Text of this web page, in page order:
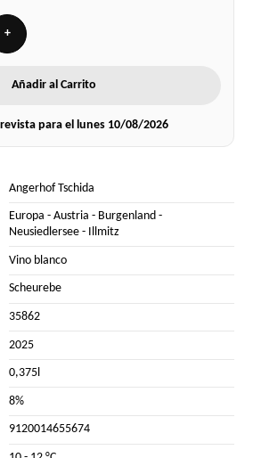
+
Añadir al Carrito
para el lunes 10/08/2026
Angerhof Tschida
Europa - Austria - Burgenland-
Neusiedlersee- Illmitz
Vino blanco
Scheurebe
35862
2025
0,375l
8%
9120014655674